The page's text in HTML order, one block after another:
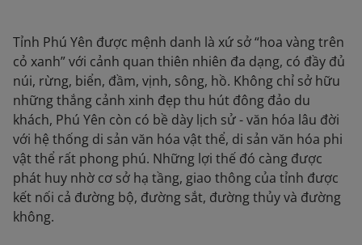
Tỉnh Phú Yên được mệnh danh là xứ sở “hoa vàng trên
cỏ xanh” với cảnh quan thiên nhiên đa dạng, có đầy đủ
núi, rừng, biển, đầm, vịnh, sông, hồ. Không chỉ sở hữu
những thắng cảnh xinh đẹp thu hút đông đảo du
khách, Phú Yên còn có bề dày lịch sử - văn hóa lâu đời
với hệ thống di sản văn hóa vật thể, di sản văn hóa phi
vật thể rất phong phú. Những lợi thế đó càng được
phát huy nhờ cơ sở hạ tầng, giao thông của tỉnh được
kết nối cả đường bộ, đường sắt, đường thủy và đường
không.